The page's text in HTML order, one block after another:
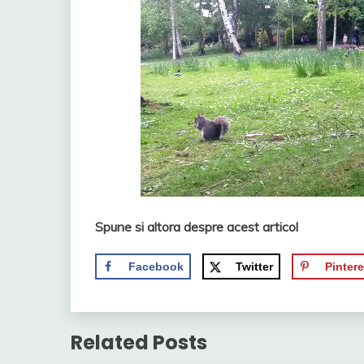
Spune si altora despre acest articol
Facebook Twitter
Related Posts